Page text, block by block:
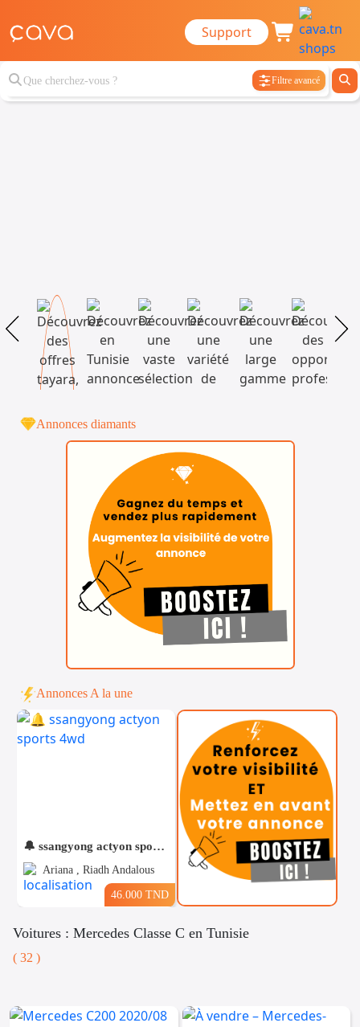
Support
Filtre avancé
Voitures
Annonces diamants
Annonces A la une
🔔 ssangyong actyon sports 4wd
Ariana , Riadh Andalous
46.000 TND
Voitures : Mercedes Classe C en Tunisie
( 32 )